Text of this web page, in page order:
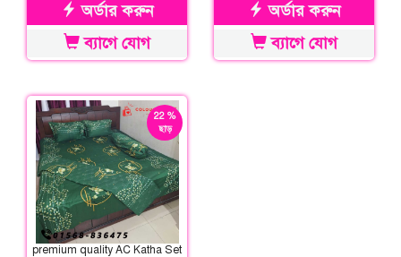
অর্ডার করুন
ব্যাগে যোগ
অর্ডার করুন
ব্যাগে যোগ
22 %
ছাড়
premium quality AC Katha Set